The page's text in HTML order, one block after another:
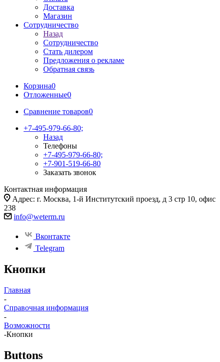
Доставка
Магазин
Сотрудничество
Назад
Сотрудничество
Стать дилером
Предложения о рекламе
Обратная связь
Корзина0
Отложенные0
Сравнение товаров0
+7-495-979-66-80;
Назад
Телефоны
+7-495-979-66-80;
+7-901-519-66-80
Заказать звонок
Контактная информация
Адрес: г. Москва, 1-й Институтский проезд, д 3 стр 10, офис
238
info@weterm.ru
Вконтакте
Telegram
Кнопки
Главная
-
Справочная информация
-
Возможности
-Кнопки
Buttons